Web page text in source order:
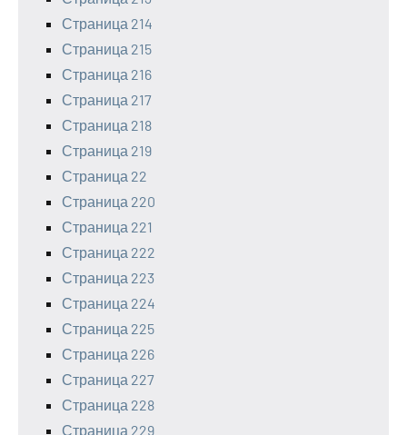
Страница 214
Страница 215
Страница 216
Страница 217
Страница 218
Страница 219
Страница 22
Страница 220
Страница 221
Страница 222
Страница 223
Страница 224
Страница 225
Страница 226
Страница 227
Страница 228
Страница 229